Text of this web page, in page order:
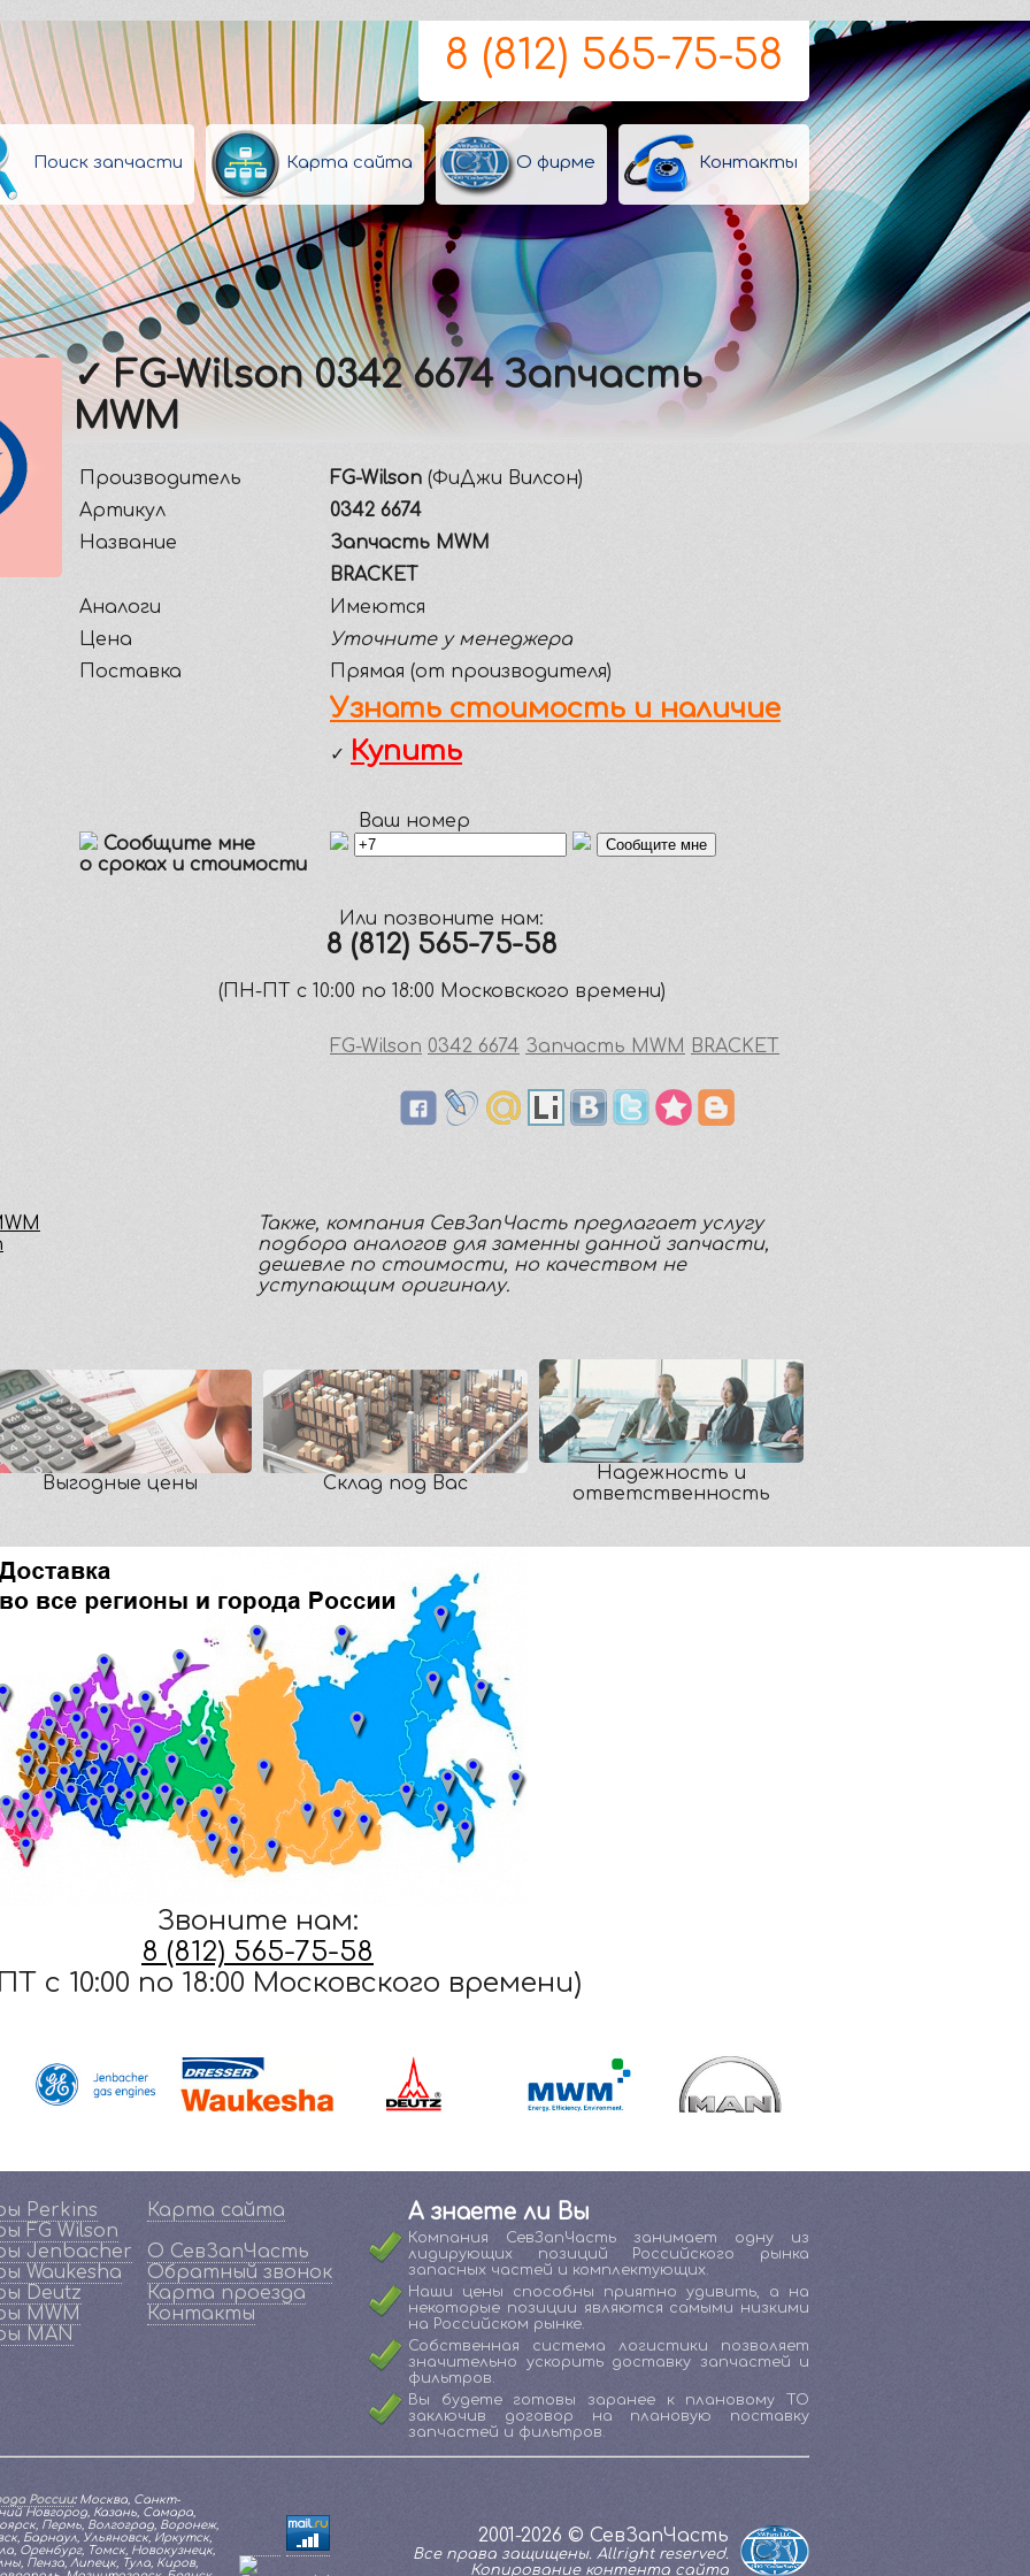
8 (812) 565-75-58
Поиск запчасти Карта сайта О фирме Контакты
✓ FG-Wilson 0342 6674 Запчасть
MWM
Производитель FG-Wilson (ФиДжи Вилсон)
Артикул
0342 6674
Название
Запчасть MWM
BRACKET
Аналоги
Имеются
Цена
Уточните у менеджера
Поставка
Прямая (от производителя)
Узнать стоимость и наличие
✓ Купить
Сообщите мне
о сроках и стоимости
Ваш номер
Или позвоните нам:
8 (812) 565-75-58
(ПН-ПТ c 10:00 по 18:00 Московского времени)
FG-Wilson 0342 6674 Запчасть MWM BRACKET
Также, компания СевЗапЧасть предлагает услугу
подбора аналогов для заменны данной запчасти,
дешевле по стоимости, но качеством не
уступающим оригиналу.
Выгодные цены Склад под Вас
Надежность и
ответственность
Звоните нам:
8 (812) 565-75-58
c 10:00 по 18:00 Московского времени)
Perkins
FG Wilson
Jenbacher
Waukesha
Deutz
MWM
MAN
Карта сайта
О СевЗапЧасть
Обратный звонок
Карта проезда
Контакты
А знаете ли Вы
Компания СевЗапЧасть занимает одну из
лидирующих позиций Российского рынка
запасных частей и комплектующих.
Наши цены способны приятно удивить, а на
некоторые позиции являются самыми низкими
на Российском рынке.
Собственная система логистики позволяет
значительно ускорить доставку запчастей и
фильтров.
Вы будете готовы заранее к плановому ТО
заключив договор на плановую поставку
запчастей и фильтров.
России: Москва, Санкт-
Новгород, Казань, Самара,
Пермь, Волгоград, Воронеж,
Барнаул, Ульяновск, Иркутск,
Оренбург, Томск, Новокузнецк,
Пенза, Липецк, Тула, Киров,
2001-2026 © СевЗапЧасть
Все права защищены. Allright reserved.
Копирование контента сайта